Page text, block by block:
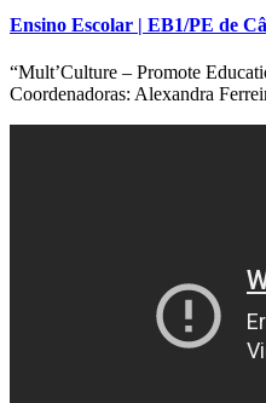
Ensino Escolar | EB1/PE de
“Mult’Culture – Promote
Coordenadoras: Alexandra